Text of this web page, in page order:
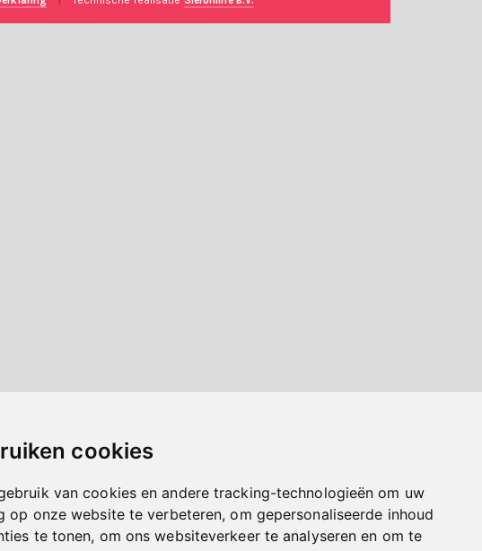
cookies
van cookies en andere tracking-technologieën om uw
op onze website te verbeteren, om gepersonaliseerde inhoud
te tonen, om ons websiteverkeer te analyseren en om te